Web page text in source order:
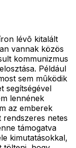
lévõ kitalált
vannak közös
kommunizmus
Például
sem mûködik
segítségével
lennének
az emberek
netes
támogatva
kimutatásokkal,